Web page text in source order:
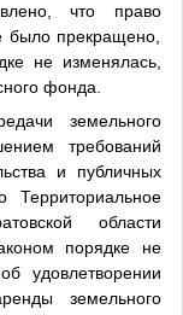
что право
было прекращено,
не изменялась,
фонда.
земельного
требований
и публичных
Территориальное
области
порядке не
удовлетворении
земельного